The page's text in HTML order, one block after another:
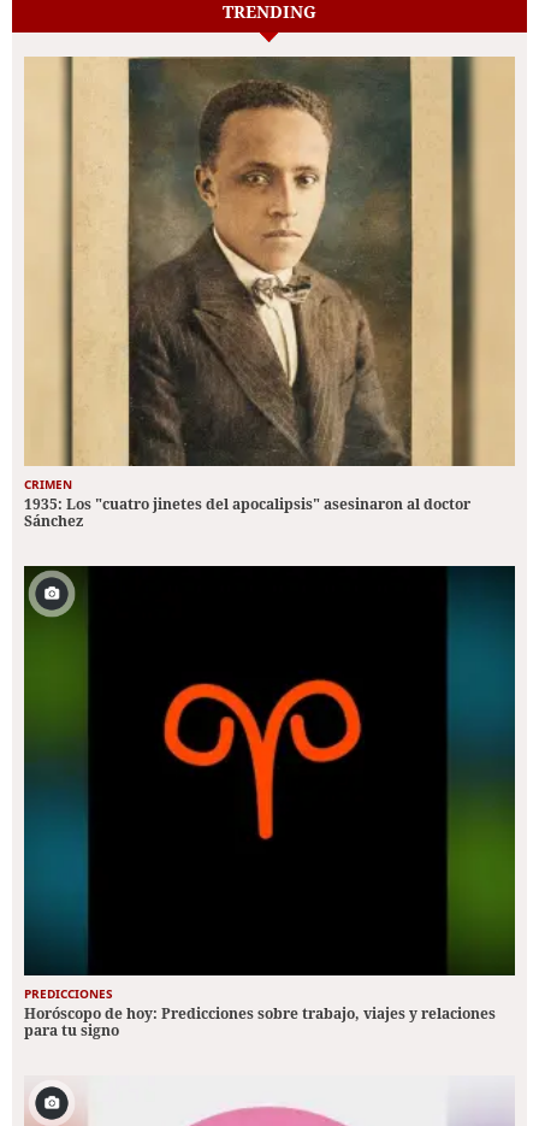
TRENDING
CRIMEN
1935: Los "cuatro jinetes del apocalipsis" asesinaron al doctor
Sánchez
PREDICCIONES
Horóscopo de hoy: Predicciones sobre trabajo, viajes y relaciones
para tu signo